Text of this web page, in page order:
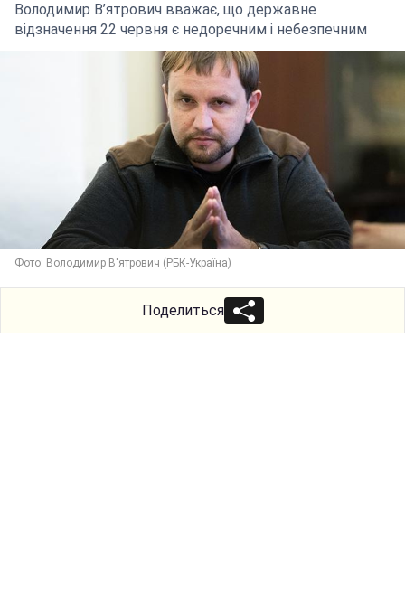
Володимир В’ятрович вважає, що державне
відзначення 22 червня є недоречним і небезпечним
Фото: Володимир В'ятрович (РБК-Україна)
Поделиться